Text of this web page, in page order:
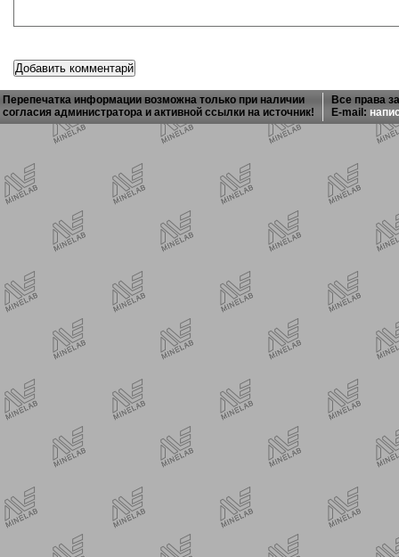
Перепечатка информации возможна только при наличии
согласия администратора и активной ссылки на источник!
Все права
E-mail: